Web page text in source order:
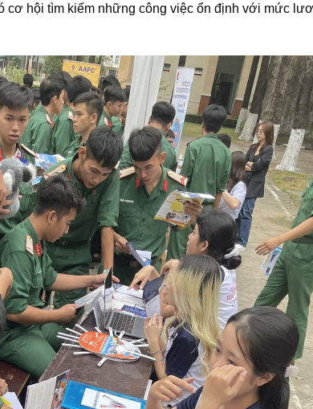
hội tìm kiếm những công việc ổn định với mức